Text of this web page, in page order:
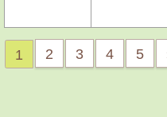
1 2 3 4 5